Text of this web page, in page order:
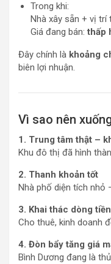
Trong khi:
Nhà xây sẵn + vị trí
Giá đang bán:thấp
Đây chính là khoảng
biên lợi nhuận.
Vì sao nên
1. Trung tâm thật –
Khu đô thị đã hình
2. Thanh khoản tốt
Nhà phố diện tích nhỏ
3. Khai thác dòng
Cho thuê, kinh doanh
4. Đòn bẩy tăng giá
Bình Dương đang là